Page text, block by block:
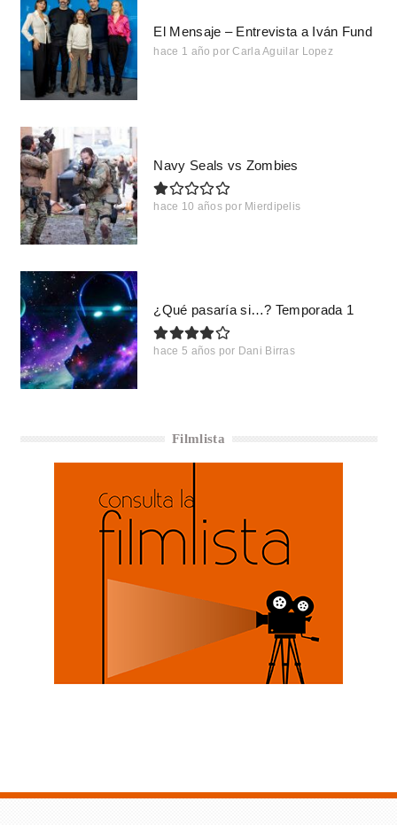
El Mensaje – Entrevista a Iván Fund
hace 1 año por Carla Aguilar Lopez
Navy Seals vs Zombies
hace 10 años por Mierdipelis
¿Qué pasaría si…? Temporada 1
hace 5 años por Dani Birras
Filmlista